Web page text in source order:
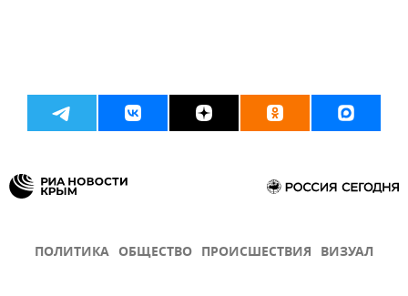
ПОЛИТИКА ОБЩЕСТВО ПРОИСШЕСТВИЯ ВИЗУАЛ